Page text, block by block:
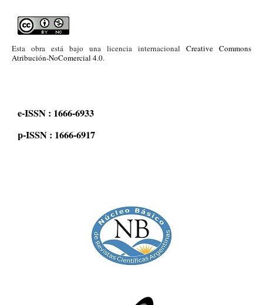
Esta obra está bajo una licencia internacionalCreative Commons
Atribución-NoComercial 4.0.
e-ISSN : 1666-6933
p-ISSN : 1666-6917